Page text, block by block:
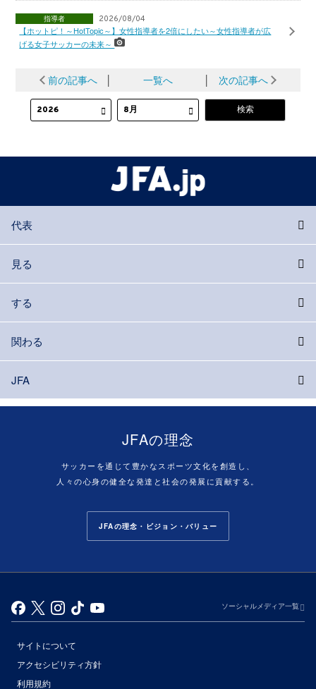
指導者 2026/08/04
【ホットピ！～HotTopic～】女性指導者を2倍にしたい～女性指導者が広
げる女子サッカーの未来～
前の記事へ │ 一覧へ │ 次の記事へ
代表
見る
する
関わる
JFA
JFAの理念
サッカーを通じて豊かなスポーツ文化を創造し、
人々の心身の健全な発達と社会の発展に貢献する。
JFAの理念・ビジョン・バリュー
ソーシャルメディア一覧
サイトについて
アクセシビリティ方針
利用規約